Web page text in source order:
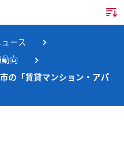
プページ
報
報TOP
ス
ース
向
の「賃貸マンション・アパ